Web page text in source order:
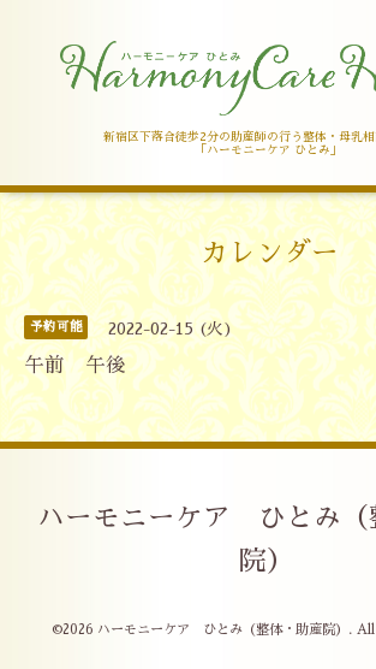
新宿区下落合徒歩2分の助産師の行う整体・母乳
「ハーモニーケア ひとみ」
カレンダー
予約可能 2022-02-15 (火)
午前 午後
ハーモニーケア ひとみ（
院）
©2026 ハーモニーケア ひとみ（整体・助産院） . All